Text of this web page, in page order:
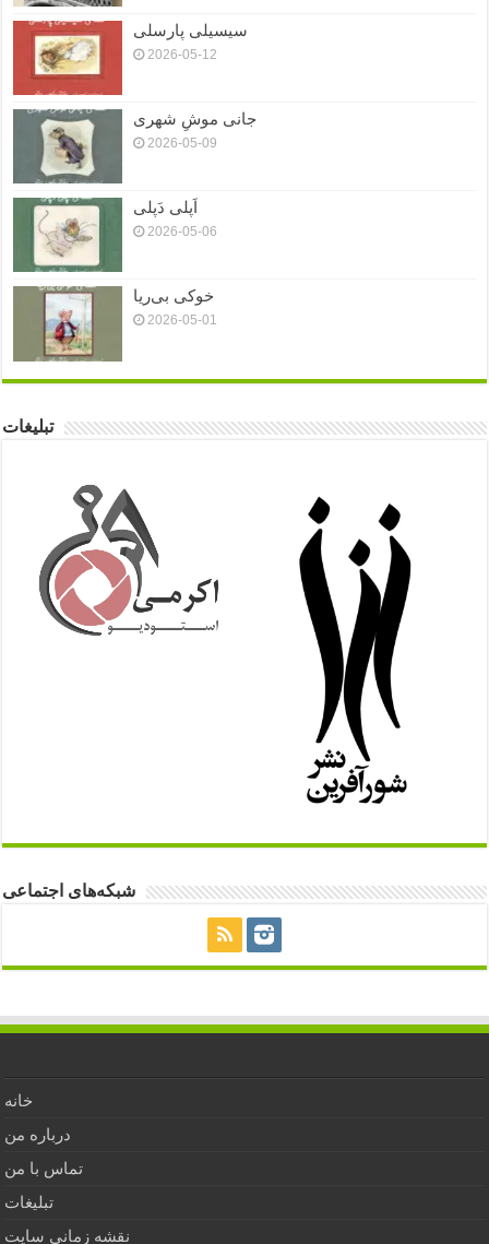
سیسیلی پارسلی
2026-05-12
جانی موشِ شهری
2026-05-09
اَپلی دَپلی
2026-05-06
خوکی بی‌ریا
2026-05-01
تبلیغات
شبکه‌های اجتماعی
خانه
درباره من
تماس با من
تبلیغات
نقشه زمانی سایت